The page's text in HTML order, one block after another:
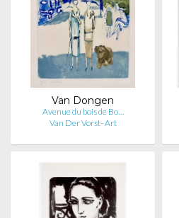
Van Dongen
Avenue du bois de Bo…
Van Der Vorst- Art